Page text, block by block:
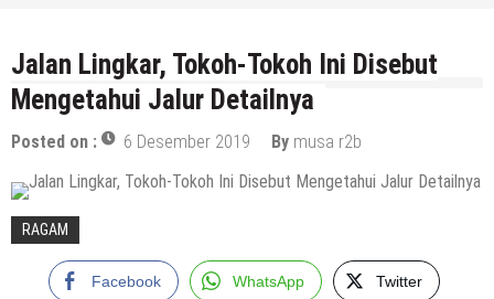
Jalan Lingkar, Tokoh-Tokoh Ini Disebut
Mengetahui Jalur Detailnya
Posted on : 6 Desember 2019 By musa r2b
RAGAM
Facebook WhatsApp Twitter